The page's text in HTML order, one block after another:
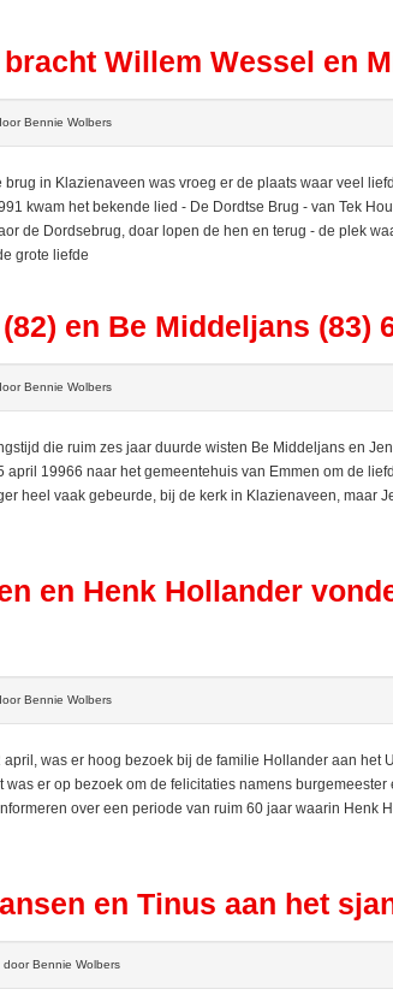
Willem Wessel en
Bennie Wolbers
brug in Klazienaveen was vroeg er de plaats waar veel
kwam het bekende lied - De Dordtse Brug - van Tek
de Dordsebrug, doar lopen de hen en terug - de plek
grote liefde
en Be Middeljans (83)
Bennie Wolbers
die ruim zes jaar duurde wisten Be Middeljans en
april 19966 naar het gemeentehuis van Emmen om de
heel vaak gebeurde, bij de kerk in Klazienaveen, maar
en Henk Hollander
Bennie Wolbers
april, was er hoog bezoek bij de familie Hollander aan het
was er op bezoek om de felicitaties namens
over een periode van ruim 60 jaar waarin Henk
en Tinus aan het
Bennie Wolbers